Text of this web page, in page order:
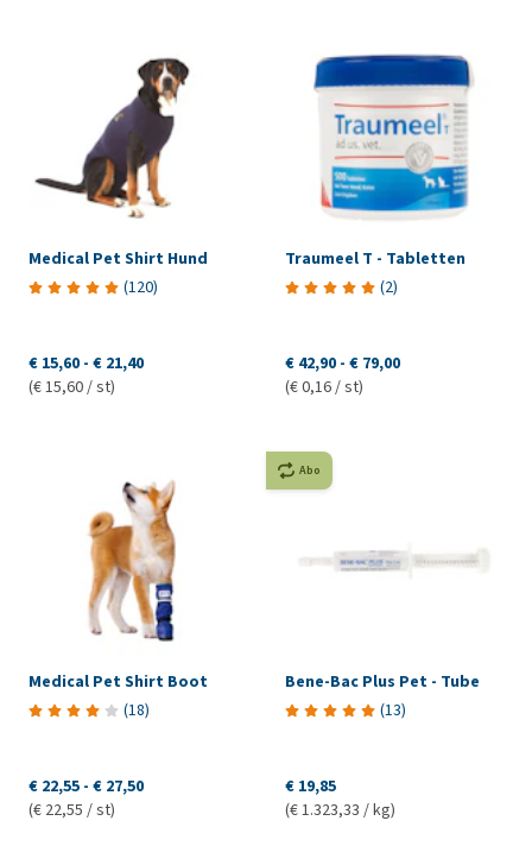
Medical Pet Shirt Hund
(120)
€ 15,60 - € 21,40
(€ 15,60 / st)
Traumeel T - Tabletten
(2)
€ 42,90 - € 79,00
(€ 0,16 / st)
Medical Pet Shirt Boot
(18)
€ 22,55 - € 27,50
(€ 22,55 / st)
Abo
Bene-Bac Plus Pet - Tube
(13)
€ 19,85
(€ 1.323,33 / kg)